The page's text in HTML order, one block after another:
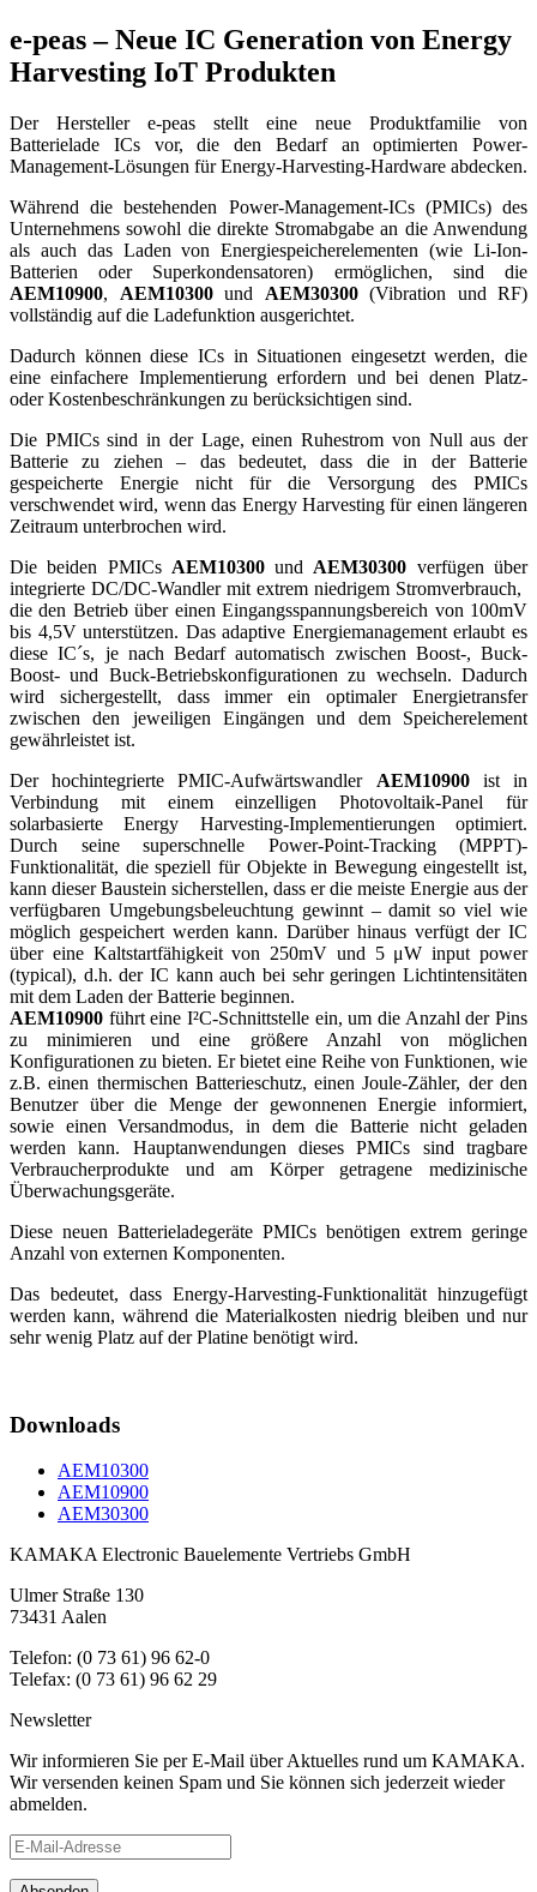
e-peas – Neue IC Generation von Energy
Harvesting IoT Produkten
Der Hersteller e-peas stellt eine neue Produktfamilie von
Batterielade ICs vor, die den Bedarf an optimierten Power-
Management-Lösungen für Energy-Harvesting-Hardware abdecken.
Während die bestehenden Power-Management-ICs (PMICs) des
Unternehmens sowohl die direkte Stromabgabe an die Anwendung
als auch das Laden von Energiespeicherelementen (wie Li-Ion-
Batterien oder Superkondensatoren) ermöglichen, sind die
AEM10900, AEM10300und AEM30300(Vibration und RF)
vollständig auf die Ladefunktion ausgerichtet.
Dadurch können diese ICs in Situationen eingesetzt werden, die
eine einfachere Implementierung erfordern und bei denen Platz-
oder Kostenbeschränkungen zu berücksichtigen sind.
Die PMICs sind in der Lage, einen Ruhestrom von Null aus der
Batterie zu ziehen – das bedeutet, dass die in der Batterie
gespeicherte Energie nicht für die Versorgung des PMICs
verschwendet wird, wenn das Energy Harvesting für einen längeren
Zeitraum unterbrochen wird.
Die beiden PMICs AEM10300und AEM30300 verfügen über
integrierte DC/DC-Wandler mit extrem niedrigem Stromverbrauch,
die den Betrieb über einen Eingangsspannungsbereich von 100mV
bis 4,5V unterstützen. Das adaptive Energiemanagement erlaubt es
diese IC´s, je nach Bedarf automatisch zwischen Boost-, Buck-
Boost- und Buck-Betriebskonfigurationen zu wechseln. Dadurch
wird sichergestellt, dass immer ein optimaler Energietransfer
zwischen den jeweiligen Eingängen und dem Speicherelement
gewährleistet ist.
Der hochintegrierte PMIC-Aufwärtswandler AEM10900ist in
Verbindung mit einem einzelligen Photovoltaik-Panel für
solarbasierte Energy Harvesting-Implementierungen optimiert.
Durch seine superschnelle Power-Point-Tracking (MPPT)-
Funktionalität, die speziell für Objekte in Bewegung eingestellt ist,
kann dieserBaustein sicherstellen, dass er die meiste Energie aus der
verfügbaren Umgebungsbeleuchtung gewinnt – damit so viel wie
möglich gespeichert werden kann. Darüber hinaus verfügt der IC
über eine Kaltstartfähigkeit von 250mV und 5 μW input power
(typical), d.h. der IC kann auch bei sehr geringen Lichtintensitäten
mit dem Laden der Batterie beginnen.
AEM10900 führt eine I²C-Schnittstelle ein, um die Anzahl der Pins
zu minimieren und eine größere Anzahl von möglichen
Konfigurationen zu bieten. Er bietet eine Reihe von Funktionen, wie
z.B. einen thermischen Batterieschutz, einen Joule-Zähler, der den
Benutzer über die Menge der gewonnenen Energie informiert,
sowie einen Versandmodus, in dem die Batterie nicht geladen
werden kann. Hauptanwendungen dieses PMICs sind tragbare
Verbraucherprodukte und am Körper getragene medizinische
Überwachungsgeräte.
Diese neuen Batterieladegeräte PMICs benötigen extrem geringe
Anzahl von externen Komponenten.
Das bedeutet, dass Energy-Harvesting-Funktionalität hinzugefügt
werden kann, während die Materialkosten niedrig bleiben und nur
sehr wenig Platz auf der Platine benötigt wird.
Downloads
AEM10300
AEM10900
AEM30300
KAMAKA Electronic Bauelemente Vertriebs GmbH
Ulmer Straße 130
73431 Aalen
Telefon: (0 73 61) 96 62-0
Telefax: (0 73 61) 96 62 29
Newsletter
Wir informieren Sie per E-Mail über Aktuelles rund um KAMAKA.
Wir versenden keinen Spam und Sie können sich jederzeit wieder
abmelden.